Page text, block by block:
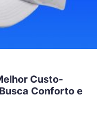
Custo-
Conforto e